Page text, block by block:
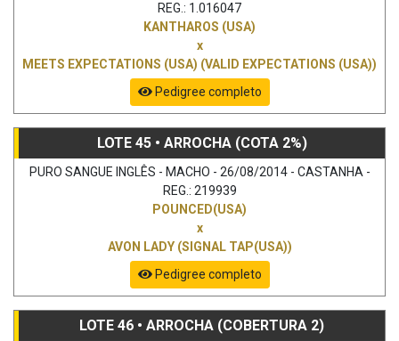
REG.: 1.016047
KANTHAROS (USA)
x
MEETS EXPECTATIONS (USA) (VALID EXPECTATIONS (USA))
Pedigree completo
LOTE 45 • ARROCHA (COTA 2%)
PURO SANGUE INGLÊS - MACHO - 26/08/2014 - CASTANHA -
REG.: 219939
POUNCED(USA)
x
AVON LADY (SIGNAL TAP(USA))
Pedigree completo
LOTE 46 • ARROCHA (COBERTURA 2)